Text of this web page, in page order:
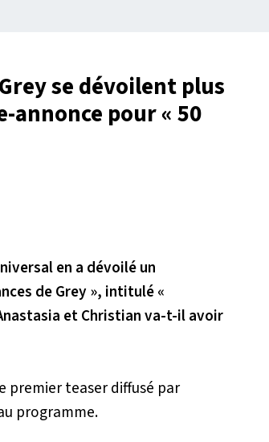
se dévoilent plus
annonce pour « 50
en a dévoilé un
de Grey », intitulé «
et Christian va-t-il avoir
premier teaser diffusé par
programme.